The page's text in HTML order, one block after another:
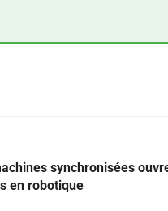
synchronisées
en robotique